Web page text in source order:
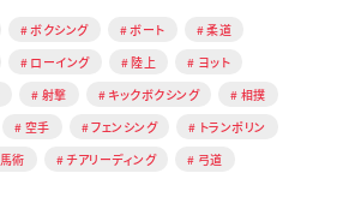
ボクシング ボート
柔道
ローイング 陸上
ヨット
射撃 キックボクシング
相撲
空手 フェンシング
トランポリン
馬術 チアリーディング
弓道